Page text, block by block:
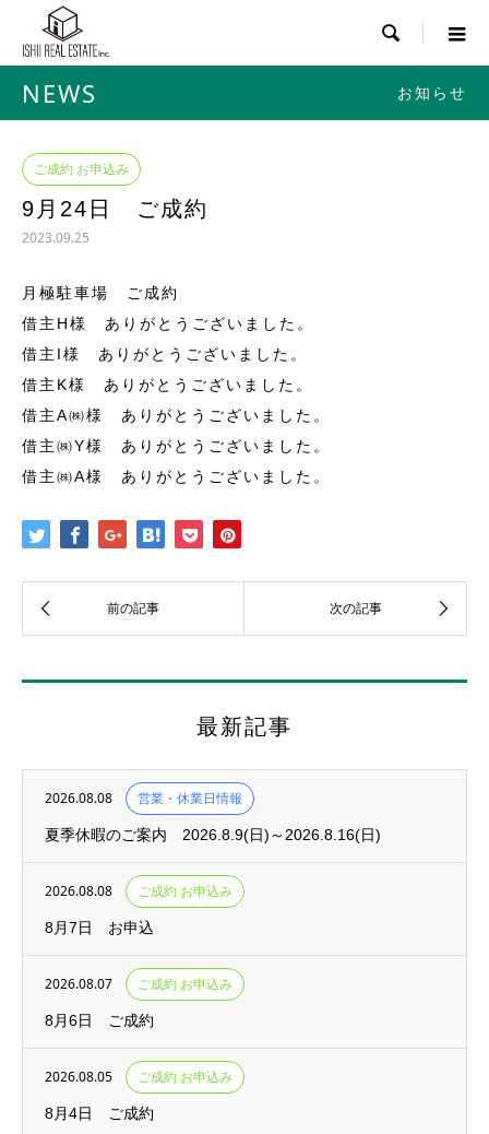

NEWS お知らせ
ご成約 お申込み
9月24日 ご成約
2023.09.25
月極駐車場 ご成約
借主H様 ありがとうございました。
借主I様 ありがとうございました。
借主K様 ありがとうございました。
借主A㈱様 ありがとうございました。
借主㈱Y様 ありがとうございました。
借主㈱A様 ありがとうございました。
最新記事
2026.08.08 営業・休業日情報
夏季休暇のご案内 2026.8.9(日)～2026.8.16(日)
2026.08.08 ご成約 お申込み
8月7日 お申込
2026.08.07 ご成約 お申込み
8月6日 ご成約
2026.08.05 ご成約 お申込み
8月4日 ご成約